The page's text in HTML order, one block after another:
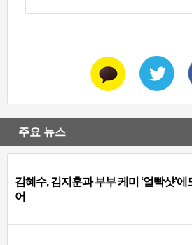
주요 뉴스
김혜수, 김지훈과 부부 케미 ‘얼빡샷’에
어